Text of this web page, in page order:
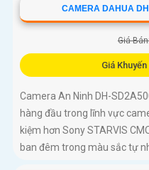
CAMERA DAHUA
Giá
Giá
Camera An Ninh DH-
hàng đầu trong lĩnh vực
kiệm hơn Sony STARVIS
ban đêm trong màu sắc tự